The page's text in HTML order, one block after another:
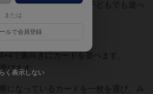
ルールは超シンプル。子どもでも遊べ
るゲームです。
で裏向きにカードを並べます。
びます。
になっているカードを一枚を選び、み
または
ルで会員登録
く表示しない